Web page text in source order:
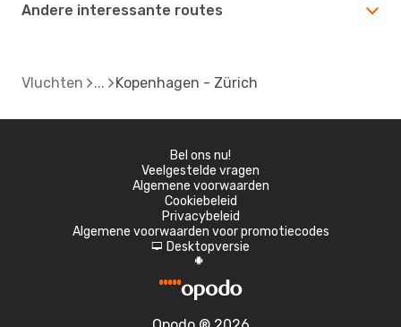
Andere interessante routes
Vluchten Kopenhagen - Zürich
Bel ons nu!
Veelgestelde vragen
Algemene voorwaarden
Cookiebeleid
Privacybeleid
Algemene voorwaarden voor promotiecodes
d Desktopversie
A